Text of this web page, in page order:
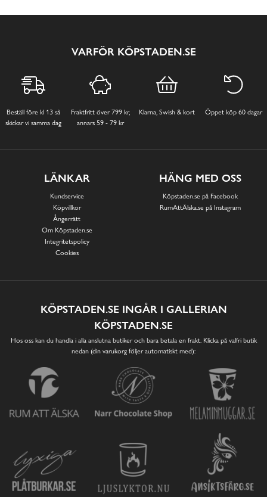
VARFÖR KÖPSTADEN.SE
Beställ före kl 13 så
skickar vi samma dag
Fraktfritt över 799 kr,
annars 59 - 79 kr
Klarna, Swish & kort Öppet köp 60 dagar
LÄNKAR
Kundservice
Köpvillkor
Ångerrätt
Om Köpstaden.se
Integritetspolicy
Cookies
HÄNG MED OSS
Köpstaden.se på Facebook
RumAttÄlska.se på Instagram
KÖPSTADEN.SE INGÅR I GALLERIAN
KÖPSTADEN.SE
Hos oss kan du handla i alla anslutna butiker och bara betala en frakt. Klicka på valfri butik
nedan (din varukorg följer automatiskt med):